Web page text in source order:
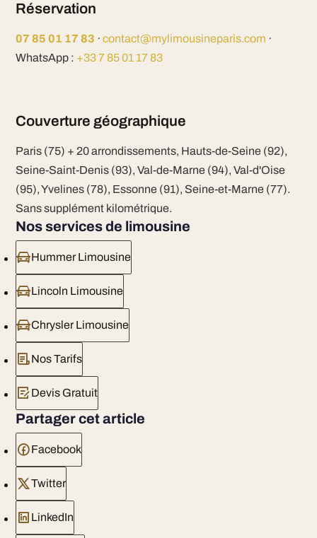
Réservation
07 85 01 17 83 · contact@mylimousineparis.com ·
WhatsApp : +33 7 85 01 17 83
Couverture géographique
Paris (75) + 20 arrondissements, Hauts-de-Seine (92),
Seine-Saint-Denis (93), Val-de-Marne (94), Val-d'Oise
(95), Yvelines (78), Essonne (91), Seine-et-Marne (77).
Sans supplément kilométrique.
Nos services de limousine
Hummer Limousine
Lincoln Limousine
Chrysler Limousine
Nos Tarifs
Devis Gratuit
Partager cet article
Facebook
Twitter
LinkedIn